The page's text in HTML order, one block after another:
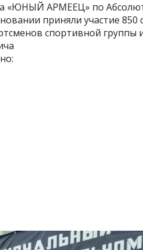
«ЮНЫЙ АРМЕЕЦ» по
приняли участие 850
спортивной группы